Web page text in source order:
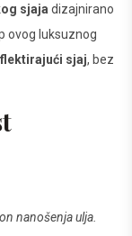
sjaja dizajnirano
ovog luksuznog
sjaj, bez
nanošenja ulja.